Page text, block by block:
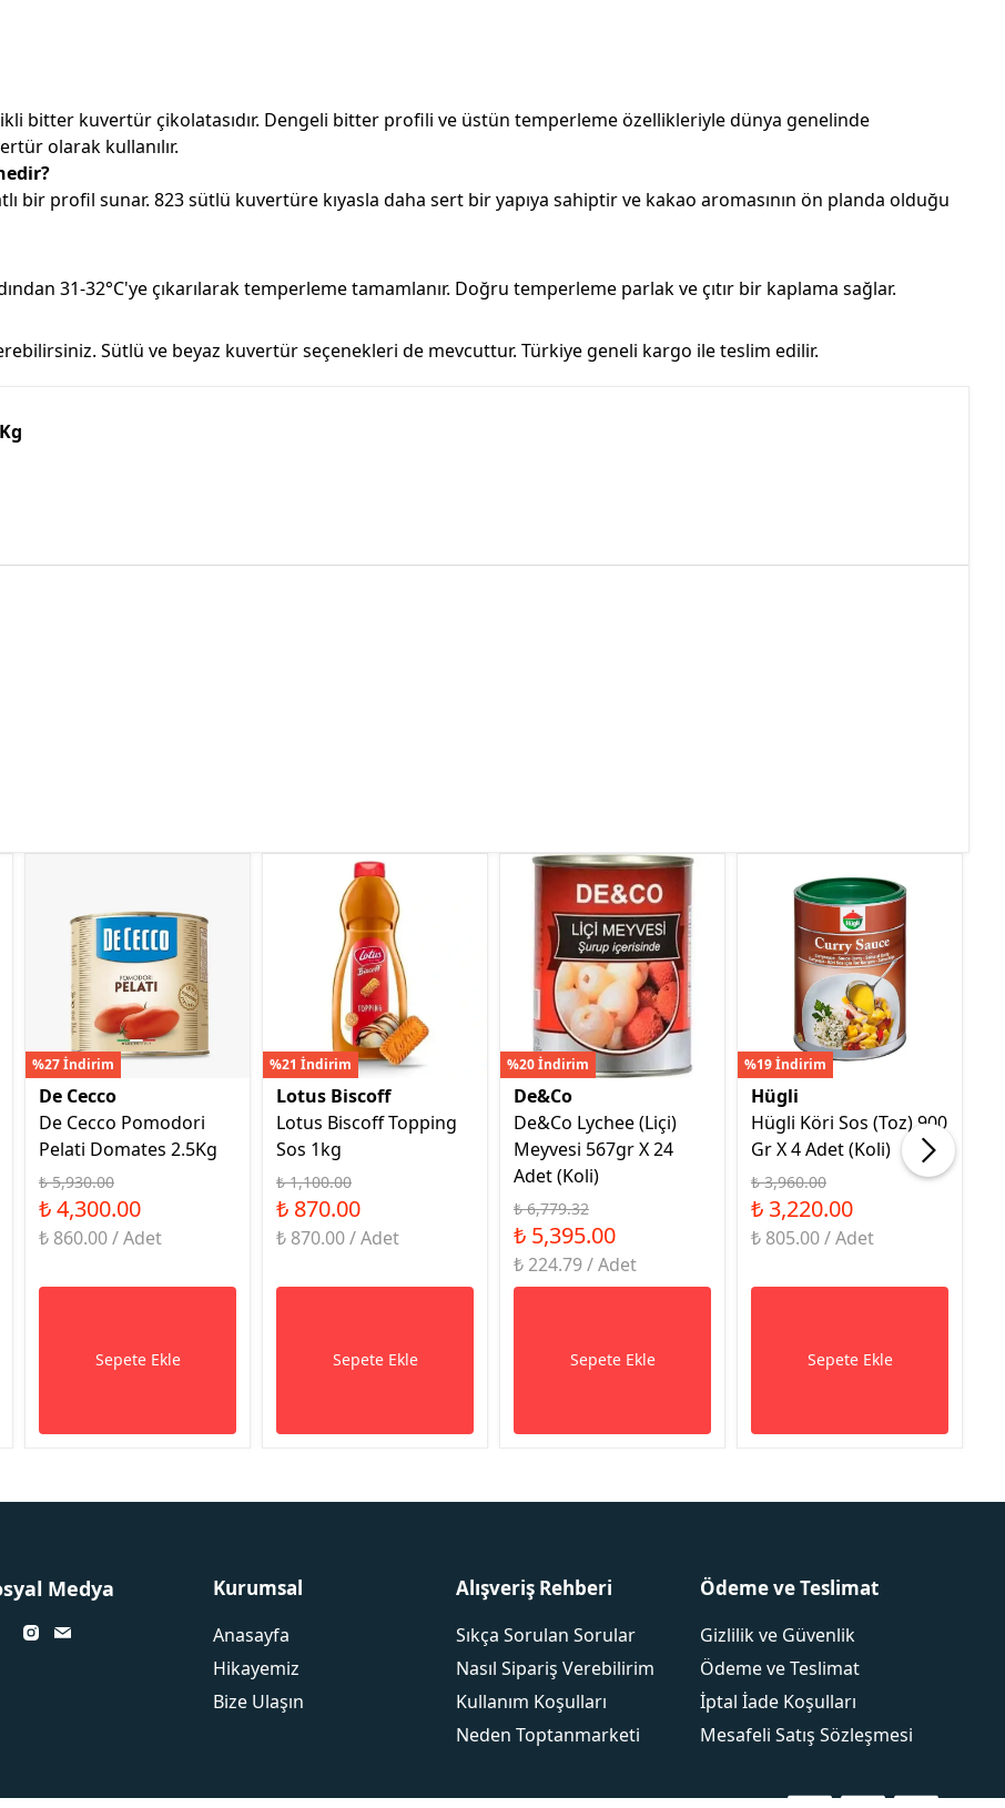
bitter kuvertür çikolatasıdır. Dengeli bitter profili ve üstün temperleme özellikleriyle dünya genelinde
olarak kullanılır.
bir profil sunar. 823 sütlü kuvertüre kıyasla daha sert bir yapıya sahiptir ve kakao aromasının ön planda olduğu
31-32°C'ye çıkarılarak temperleme tamamlanır. Doğru temperleme parlak ve çıtır bir kaplama sağlar.
Sütlü ve beyaz kuvertür seçenekleri de mevcuttur. Türkiye geneli kargo ile teslim edilir.
%27 İndirim
De Cecco
De Cecco Pomodori
Pelati Domates 2.5Kg
₺ 5,930.00
₺ 4,300.00
₺ 860.00 / Adet
Sepete Ekle
%21 İndirim
Lotus Biscoff
Lotus Biscoff Topping
Sos 1kg
₺ 1,100.00
₺ 870.00
₺ 870.00 / Adet
Sepete Ekle
%20 İndirim
De&Co
De&Co Lychee (Liçi)
Meyvesi 567gr X 24
Adet (Koli)
₺ 6,779.32
₺ 5,395.00
₺ 224.79 / Adet
Sepete Ekle
%19 İndirim
Hügli
Hügli Köri Sos (Toz) 900
Gr X 4 Adet (Koli)
₺ 3,960.00
₺ 3,220.00
₺ 805.00 / Adet
Sepete Ekle
Medya Kurumsal
Anasayfa
Hikayemiz
Bize Ulaşın
Alışveriş Rehberi
Sıkça Sorulan Sorular
Nasıl Sipariş Verebilirim
Kullanım Koşulları
Neden Toptanmarketi
Ödeme ve Teslimat
Gizlilik ve Güvenlik
Ödeme ve Teslimat
İptal İade Koşulları
Mesafeli Satış Sözleşmesi